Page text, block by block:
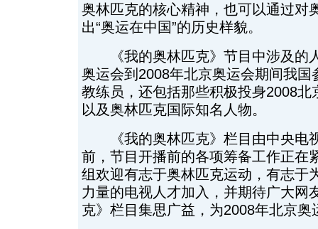
奥林匹克的核心精神，也可以通过对
出“奥运在中国”的历史样貌。
《我的奥林匹克》节目中涉及的
奥运会到2008年北京奥运会期间我
教练员，还包括那些积极投身2008
以及奥林匹克国际知名人物。
《我的奥林匹克》栏目由中央电
前，节目开播前的各项筹备工作正在
组欢迎有志于奥林匹克运动，有志于
力量的电视人才加入，并期待广大网
克》栏目集思广益，为2008年北京奥